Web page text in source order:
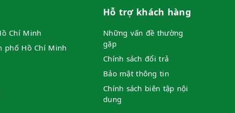
Chí Minh
phố Hồ Chí Minh
Hỗ trợ khách hàng
Những vấn đề thường
gặp
Chính sách đổi trả
Bảo mật thông tin
Chính sách biên tập nội
dung